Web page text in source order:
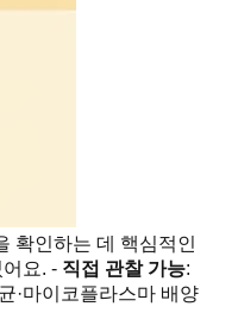
확인하는 데 핵심적인
요. - 직접 관찰 가능:
·마이코플라스마 배양